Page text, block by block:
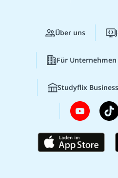
Über uns
Für Unternehmen
Studyflix Business